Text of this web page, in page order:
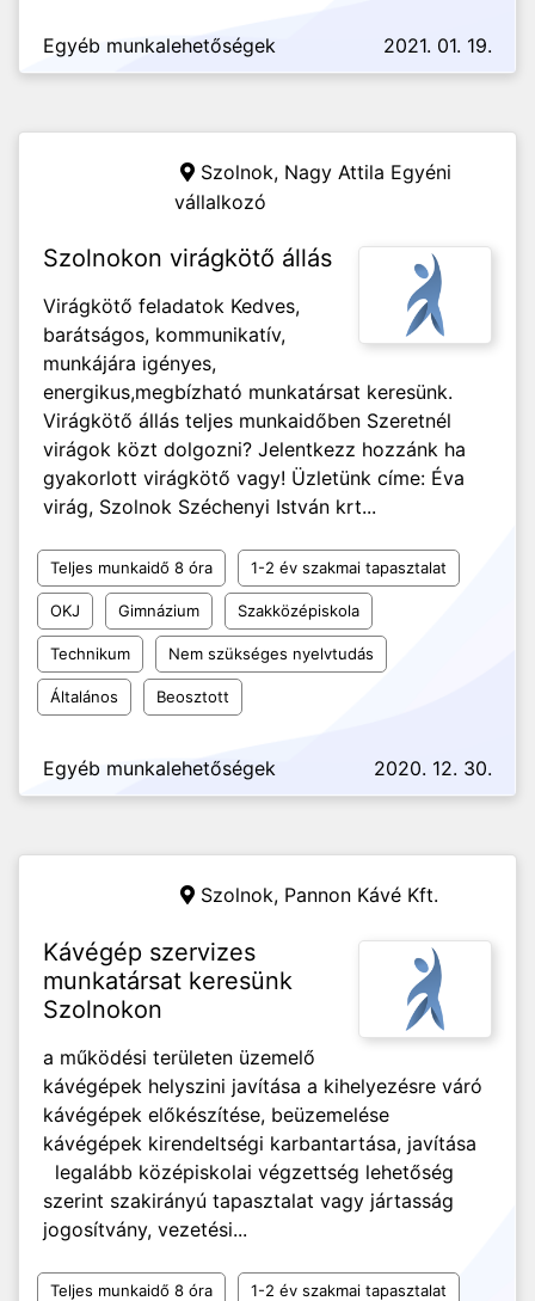
Egyéb munkalehetőségek 2021. 01. 19.
Szolnok, Nagy Attila Egyéni
vállalkozó
Szolnokon virágkötő állás
Virágkötő feladatok Kedves,
barátságos, kommunikatív,
munkájára igényes,
energikus,megbízható munkatársat keresünk.
Virágkötő állás teljes munkaidőben Szeretnél
virágok közt dolgozni? Jelentkezz hozzánk ha
gyakorlott virágkötő vagy! Üzletünk címe: Éva
virág, Szolnok Széchenyi István krt...
Teljes munkaidő 8 óra 1-2 év szakmai tapasztalat
OKJ Gimnázium Szakközépiskola
Technikum Nem szükséges nyelvtudás
Általános Beosztott
Egyéb munkalehetőségek 2020. 12. 30.
Szolnok, Pannon Kávé Kft.
Kávégép szervizes
munkatársat keresünk
Szolnokon
a működési területen üzemelő
kávégépek helyszini javítása a kihelyezésre váró
kávégépek előkészítése, beüzemelése
kávégépek kirendeltségi karbantartása, javítása
legalább középiskolai végzettség lehetőség
szerint szakirányú tapasztalat vagy jártasság
jogosítvány, vezetési...
Teljes munkaidő 8 óra 1-2 év szakmai tapasztalat